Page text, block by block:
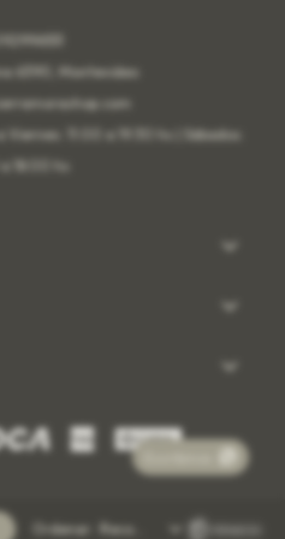
Recomendados
6390, Montevideo
11:00 a 19:30 hs | Sábados: